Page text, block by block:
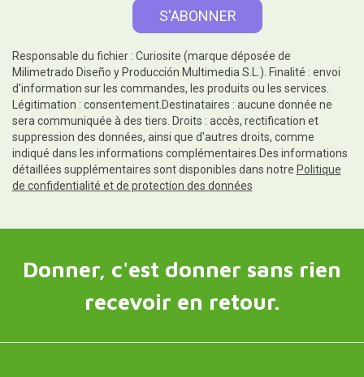
Responsable du fichier : Curiosite (marque déposée de
Milimetrado Diseño y Producción Multimedia S.L.). Finalité : envoi
d'information sur les commandes, les produits ou les services.
Légitimation : consentement.Destinataires : aucune donnée ne
sera communiquée à des tiers. Droits : accès, rectification et
suppression des données, ainsi que d'autres droits, comme
indiqué dans les informations complémentaires.Des informations
détaillées supplémentaires sont disponibles dans notre Politique
de confidentialité et de protection des données
Donner, c'est donner sans rien
recevoir en retour.